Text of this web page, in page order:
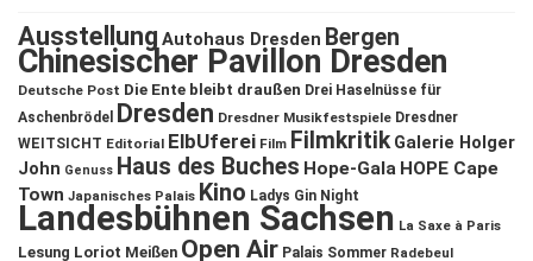
Ausstellung Autohaus Dresden Bergen
Chinesischer Pavillon Dresden
Deutsche Post Die Ente bleibt draußen Drei Haselnüsse für
Aschenbrödel
Dresden Dresdner Musikfestspiele Dresdner
WEITSICHT Editorial ElbUferei Film Filmkritik Galerie Holger
John Genuss Haus des Buches Hope-Gala HOPE Cape
Town Japanisches Palais Kino Ladys Gin Night
Landesbühnen Sachsen La Saxe à Paris
Lesung Loriot Meißen Open Air Palais Sommer Radebeul